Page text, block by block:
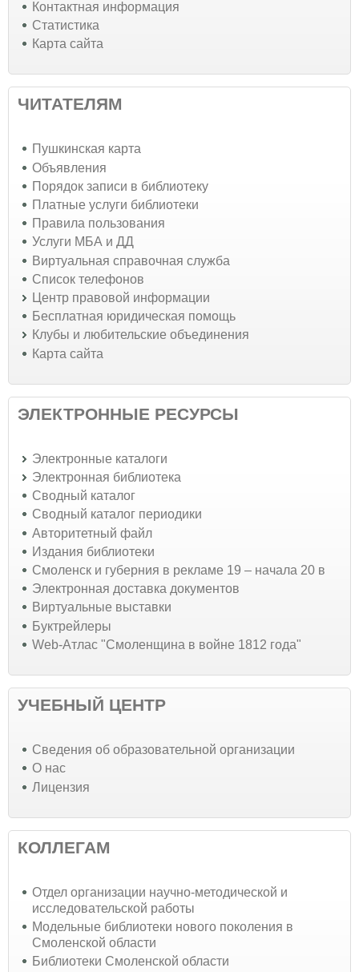
Контактная информация
Статистика
Карта сайта
ЧИТАТЕЛЯМ
Пушкинская карта
Объявления
Порядок записи в библиотеку
Платные услуги библиотеки
Правила пользования
Услуги МБА и ДД
Виртуальная справочная служба
Список телефонов
Центр правовой информации
Бесплатная юридическая помощь
Клубы и любительские объединения
Карта сайта
ЭЛЕКТРОННЫЕ РЕСУРСЫ
Электронные каталоги
Электронная библиотека
Сводный каталог
Сводный каталог периодики
Авторитетный файл
Издания библиотеки
Смоленск и губерния в рекламе 19 – начала 20 в
Электронная доставка документов
Виртуальные выставки
Буктрейлеры
Web-Атлас "Смоленщина в войне 1812 года"
УЧЕБНЫЙ ЦЕНТР
Cведения об образовательной организации
О нас
Лицензия
КОЛЛЕГАМ
Отдел организации научно-методической и
исследовательской работы
Модельные библиотеки нового поколения в
Смоленской области
Библиотеки Смоленской области